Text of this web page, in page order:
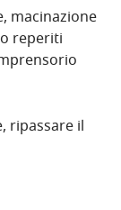
macinazione
reperiti
ripassare il